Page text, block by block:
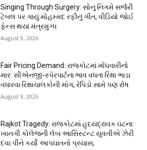
Singing Through Surgery: સોનુ નિગમે સર્જરી
ટેબલ પર ગાયું મોહમ્મદ રફીનું ગીત, વીડિયો જોઈ
ફેન્સ થયા મંત્રમુગ્ધ
August 9, 2026
Fair Pricing Demand: રાજકોટમાં મોંઘવારીનો
માર: સીએનજી-સ્પેરપાર્ટના ભાવ વધતા રિક્ષા ભાડા
વધારવા રિક્ષાચાલકોની માંગ, રેપિડો સામે પણ રોષ
August 9, 2026
Rajkot Tragedy: રાજકોટમાં હૃદયદ્રાવક ઘટના:
ખાનગી કોલેજની લેબ આસિસ્ટન્ટ યુવતીએ ઝેરી
દવા પીને કર્યો આપઘાતનો પ્રયાસ,